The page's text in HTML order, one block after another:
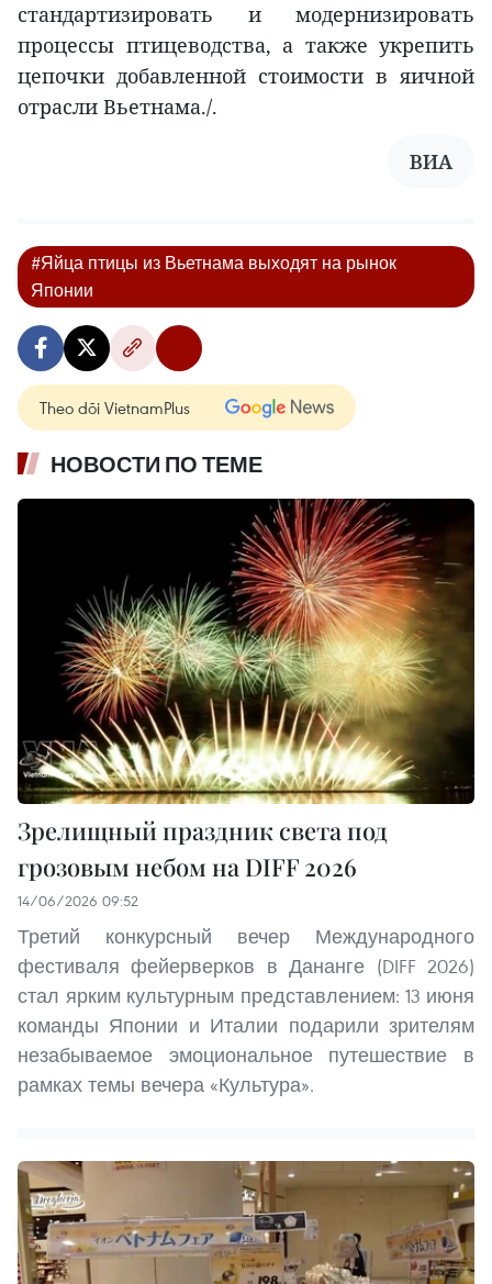
стандартизировать и модернизировать
процессы птицеводства, а также укрепить
цепочки добавленной стоимости в яичной
отрасли Вьетнама./.
ВИA
#Яйца птицы из Вьетнама выходят на рынок
Японии
Theo dõi VietnamPlus
НОВОСТИ ПО ТЕМЕ
Зрелищный праздник света под
грозовым небом на DIFF 2026
14/06/2026 09:52
Третий конкурсный вечер Международного
фестиваля фейерверков в Дананге (DIFF 2026)
стал ярким культурным представлением: 13 июня
команды Японии и Италии подарили зрителям
незабываемое эмоциональное путешествие в
рамках темы вечера «Культура».